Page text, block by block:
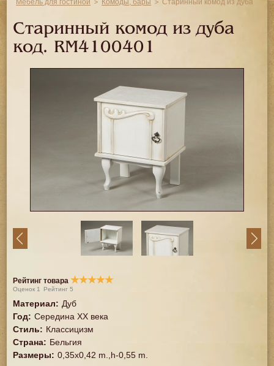
Мебель для гостиной
Комоды, бары Старинный комод из дуба
Старинный комод из дуба
код. RM4100401
Рейтинг товара ★★★★★
Оценок 1 Рейтинг5
Материал: Дуб
Год: Середина XX векa
Стиль: Классицизм
Страна: Бельгия
Размеры: 0,35x0,42 m.,h-0,55 m.